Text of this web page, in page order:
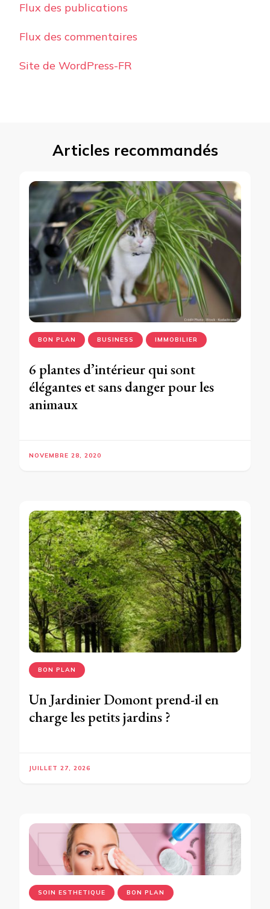
Flux des publications
Flux des commentaires
Site de WordPress-FR
Articles recommandés
BON PLAN BUSINESS IMMOBILIER
6 plantes d’intérieur qui sont
élégantes et sans danger pour les
animaux
NOVEMBRE 28, 2020
BON PLAN
Un Jardinier Domont prend-il en
charge les petits jardins ?
JUILLET 27, 2026
SOIN ESTHETIQUE BON PLAN